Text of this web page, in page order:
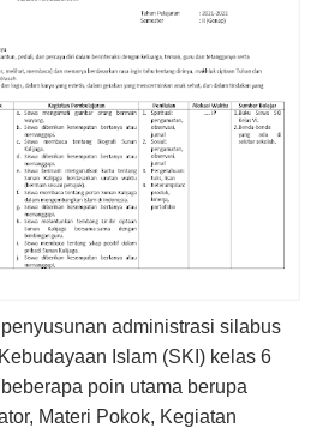
administrasi silabus
Islam (SKI) kelas 6
poin utama berupa
Materi Pokok, Kegiatan